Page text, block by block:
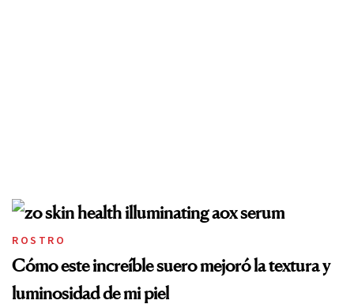
ROSTRO
Cómo este increíble suero mejoró la textura y
luminosidad de mi piel